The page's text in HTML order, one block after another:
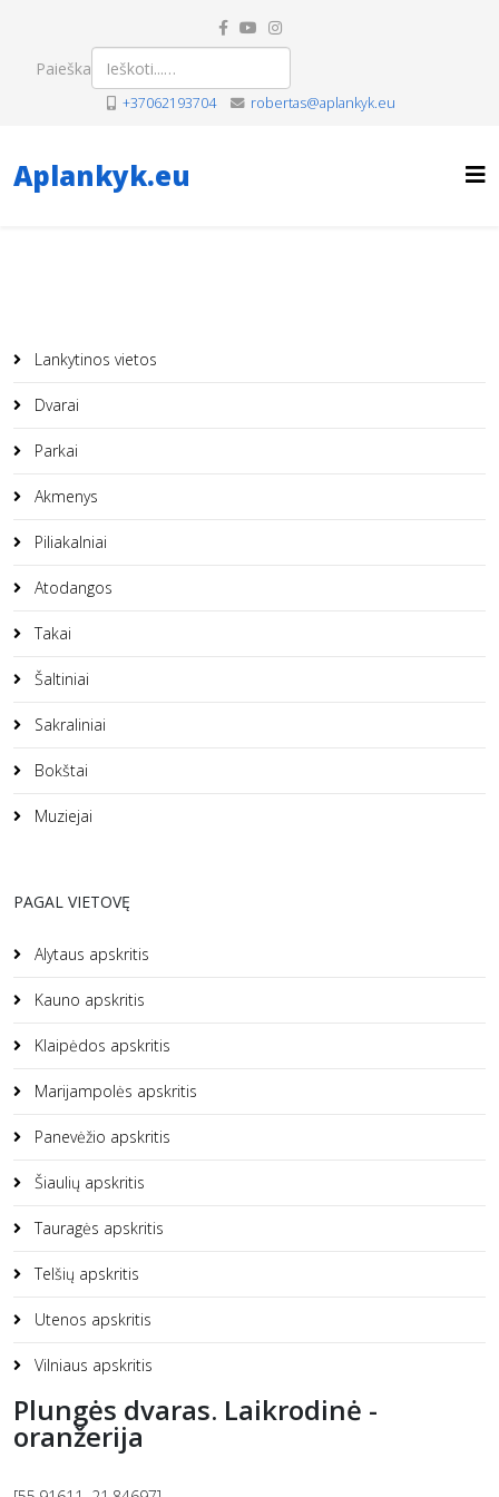
Paieška
+37062193704 robertas@aplankyk.eu
Aplankyk.eu
Lankytinos vietos
Dvarai
Parkai
Akmenys
Piliakalniai
Atodangos
Takai
Šaltiniai
Sakraliniai
Bokštai
Muziejai
PAGAL VIETOVĘ
Alytaus apskritis
Kauno apskritis
Klaipėdos apskritis
Marijampolės apskritis
Panevėžio apskritis
Šiaulių apskritis
Tauragės apskritis
Telšių apskritis
Utenos apskritis
Vilniaus apskritis
Plungės dvaras. Laikrodinė -
oranžerija